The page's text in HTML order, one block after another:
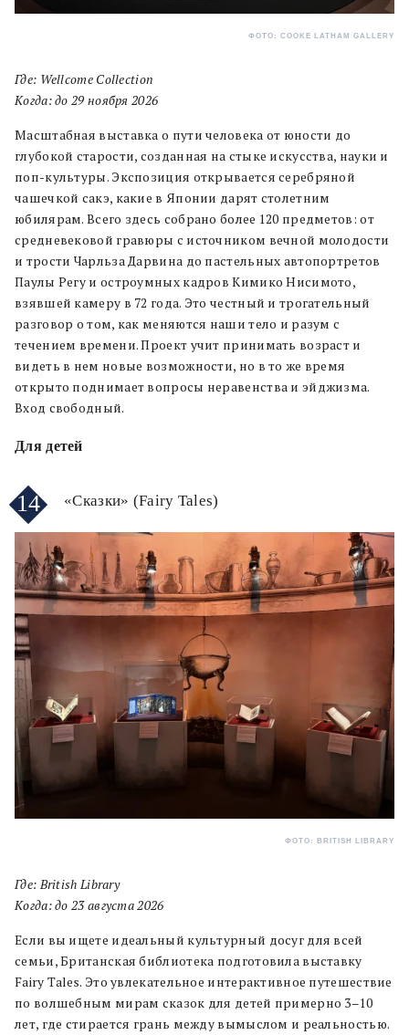
ФОТО: COOKE LATHAM GALLERY
Где: Wellcome Collection
Когда: до 29 ноября 2026
Масштабная выставка о пути человека от юности до
глубокой старости, созданная на стыке искусства, науки и
поп-культуры. Экспозиция открывается серебряной
чашечкой сакэ, какие в Японии дарят столетним
юбилярам. Всего здесь собрано более 120 предметов: от
средневековой гравюры с источником вечной молодости
и трости Чарльза Дарвина до пастельных автопортретов
Паулы Регу и остроумных кадров Кимико Нисимото,
взявшей камеру в 72 года. Это честный и трогательный
разговор о том, как меняются наши тело и разум с
течением времени. Проект учит принимать возраст и
видеть в нем новые возможности, но в то же время
открыто поднимает вопросы неравенства и эйджизма.
Вход свободный.
Для детей
14 «Сказки» (Fairy Tales)
ФОТО: BRITISH LIBRARY
Где: British Library
Когда: до 23 августа 2026
Если вы ищете идеальный культурный досуг для всей
семьи, Британская библиотека подготовила выставку
Fairy Tales. Это увлекательное интерактивное путешествие
по волшебным мирам сказок для детей примерно 3–10
лет, где стирается грань между вымыслом и реальностью.